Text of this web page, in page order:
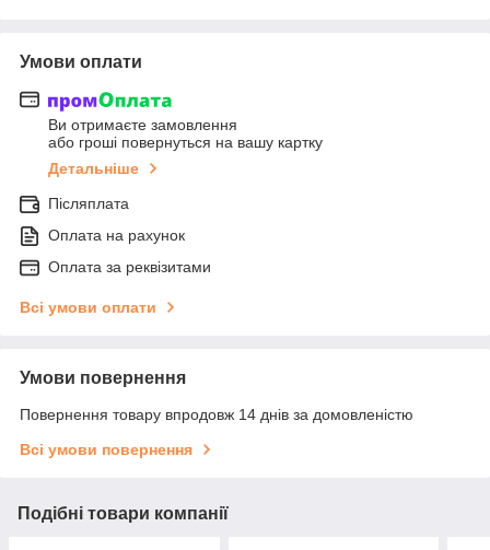
Умови оплати
Ви отримаєте замовлення
або гроші повернуться на вашу картку
Детальніше
Післяплата
Оплата на рахунок
Оплата за реквізитами
Всі умови оплати
Умови повернення
Повернення товару впродовж 14 днів за домовленістю
Всі умови повернення
Подібні товари компанії